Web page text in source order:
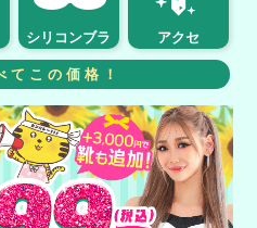
シリコンブラ アクセ
てこの価格！